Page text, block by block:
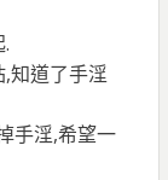
知道了手淫
手淫,希望一